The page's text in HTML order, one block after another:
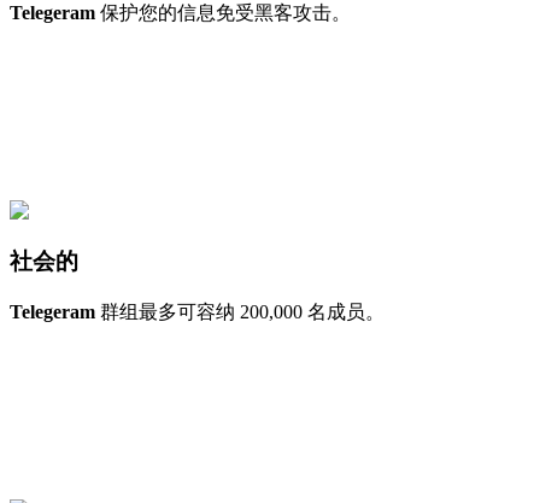
Telegeram 保护您的信息免受黑客攻击。
社会的
Telegeram 群组最多可容纳 200,000 名成员。